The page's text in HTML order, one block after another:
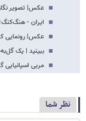
عکس| تصویر
ایران -
عکس‌| رونمایی
ببینید | یک
مربی
نظر شما